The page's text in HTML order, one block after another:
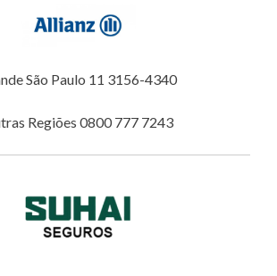
São Paulo 11 3156-4340
Regiões 0800 777 7243